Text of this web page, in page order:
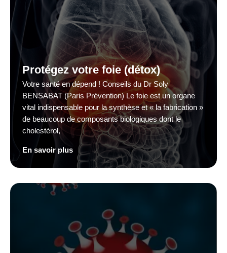
Protégez votre foie (détox)
Votre santé en dépend ! Conseils du Dr Soly
BENSABAT (Paris Prévention) Le foie est un organe
vital indispensable pour la synthèse et « la fabrication »
de beaucoup de composants biologiques dont le
cholestérol,
En savoir plus